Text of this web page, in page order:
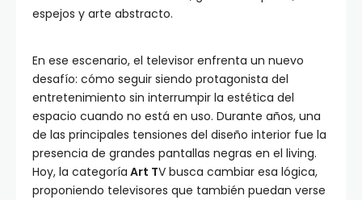
espejos y arte abstracto.
En ese escenario, el televisor enfrenta un nuevo
desafío: cómo seguir siendo protagonista del
entretenimiento sin interrumpir la estética del
espacio cuando no está en uso. Durante años, una
de las principales tensiones del diseño interior fue la
presencia de grandes pantallas negras en el living.
Hoy, la categoría Art TV busca cambiar esa lógica,
proponiendo televisores que también puedan verse